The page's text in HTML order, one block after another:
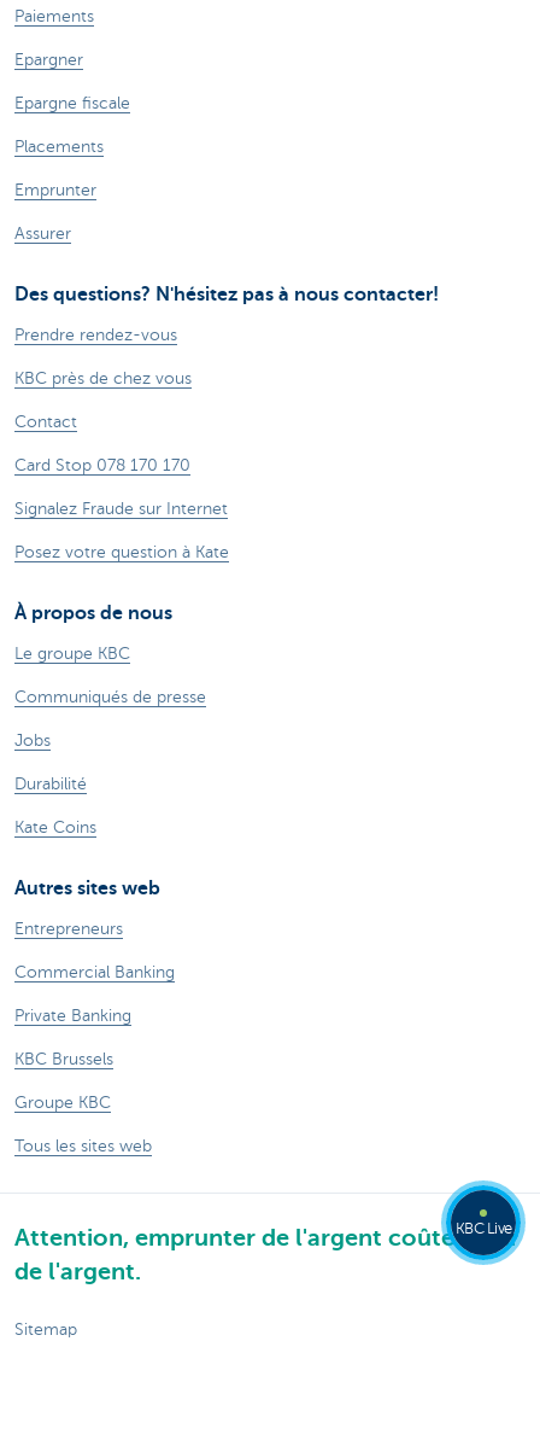
Paiements
Epargner
Epargne fiscale
Placements
Emprunter
Assurer
Des questions? N'hésitez pas à nous contacter!
Prendre rendez-vous
KBC près de chez vous
Contact
Card Stop 078 170 170
Signalez Fraude sur Internet
Posez votre question à Kate
À propos de nous
Le groupe KBC
Communiqués de presse
Jobs
Durabilité
Kate Coins
Autres sites web
Entrepreneurs
Commercial Banking
Private Banking
KBC Brussels
Groupe KBC
Tous les sites web
Attention, emprunter de l'argent coûte aussi
de l'argent.
Sitemap
KBC Live